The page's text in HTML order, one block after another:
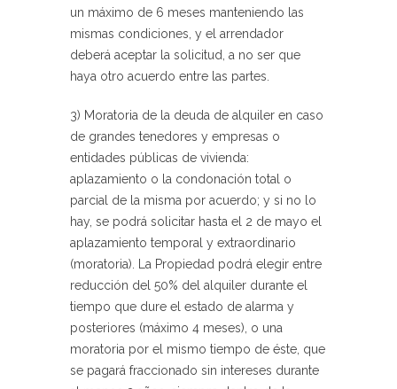
un máximo de 6 meses manteniendo las
mismas condiciones, y el arrendador
deberá aceptar la solicitud, a no ser que
haya otro acuerdo entre las partes.
3) Moratoria de la deuda de alquiler en caso
de grandes tenedores y empresas o
entidades públicas de vivienda:
aplazamiento o la condonación total o
parcial de la misma por acuerdo; y si no lo
hay, se podrá solicitar hasta el 2 de mayo el
aplazamiento temporal y extraordinario
(moratoria). La Propiedad podrá elegir entre
reducción del 50% del alquiler durante el
tiempo que dure el estado de alarma y
posteriores (máximo 4 meses), o una
moratoria por el mismo tiempo de éste, que
se pagará fraccionado sin intereses durante